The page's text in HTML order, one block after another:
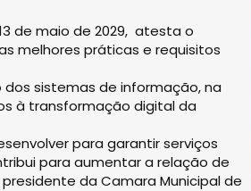
de maio de 2029, atesta o
melhores práticas e requisitos
sistemas de informação, na
à transformação digital da
para garantir serviços
para aumentar a relação de
da Camara Municipal de